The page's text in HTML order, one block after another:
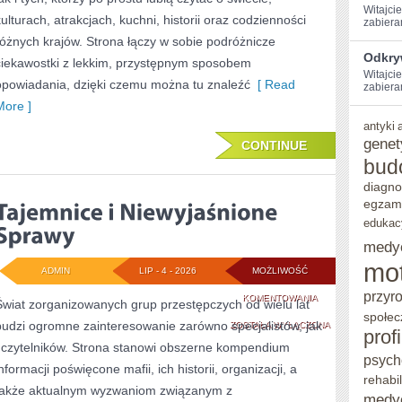
atrakcjach, kuchni, historii oraz codzienności
krajów. Strona łączy w sobie podróżnicze
z lekkim, przystępnym sposobem
dzięki czemu można tu znaleźć [ Read
]
CONTINUE
MOŻLIWOŚĆ
KOMENTOWANIATAJEMNICE
I
NIEWYJAŚNIONE
SPRAWY
ZOSTAŁA WYŁĄCZONA
LIP - 4 - 2026
ADMIN
zorganizowanych grup przestępczych od wielu lat
ogromne zainteresowanie zarówno specjalistów, jak
Strona stanowi obszerne kompendium
poświęcone mafii, ich historii, organizacji, a
aktualnym wyzwaniom związanym z
antyki